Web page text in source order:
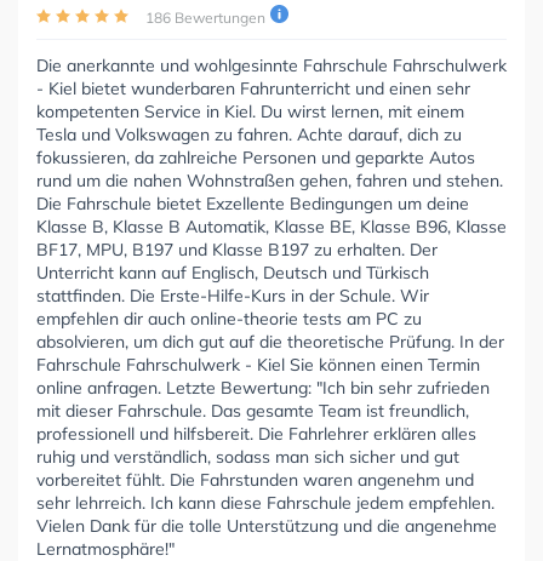
186 Bewertungen
Die anerkannte und wohlgesinnte Fahrschule Fahrschulwerk
- Kiel bietet wunderbaren Fahrunterricht und einen sehr
kompetenten Service in Kiel. Du wirst lernen, mit einem
Tesla und Volkswagen zu fahren. Achte darauf, dich zu
fokussieren, da zahlreiche Personen und geparkte Autos
rund um die nahen Wohnstraßen gehen, fahren und stehen.
Die Fahrschule bietet Exzellente Bedingungen um deine
Klasse B, Klasse B Automatik, Klasse BE, Klasse B96, Klasse
BF17, MPU, B197 und Klasse B197 zu erhalten. Der
Unterricht kann auf Englisch, Deutsch und Türkisch
stattfinden. Die Erste-Hilfe-Kurs in der Schule. Wir
empfehlen dir auch online-theorie tests am PC zu
absolvieren, um dich gut auf die theoretische Prüfung. In der
Fahrschule Fahrschulwerk - Kiel Sie können einen Termin
online anfragen. Letzte Bewertung: "Ich bin sehr zufrieden
mit dieser Fahrschule. Das gesamte Team ist freundlich,
professionell und hilfsbereit. Die Fahrlehrer erklären alles
ruhig und verständlich, sodass man sich sicher und gut
vorbereitet fühlt. Die Fahrstunden waren angenehm und
sehr lehrreich. Ich kann diese Fahrschule jedem empfehlen.
Vielen Dank für die tolle Unterstützung und die angenehme
Lernatmosphäre!"